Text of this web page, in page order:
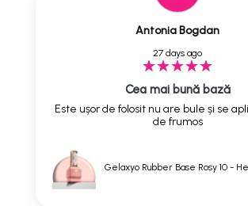
Antonia Bogdan
27 days ago
Cea mai bună bază
Este ușor de folosit nu are bule și se
de frumos
Gelaxyo Rubber Base Rosy 10 -